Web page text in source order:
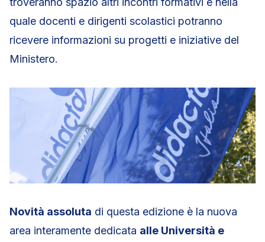
quale docenti e dirigenti scolastici potranno
ricevere informazioni su progetti e iniziative del
Ministero.
Novità assoluta di questa edizione è la nuova
area interamente dedicata alle Università e